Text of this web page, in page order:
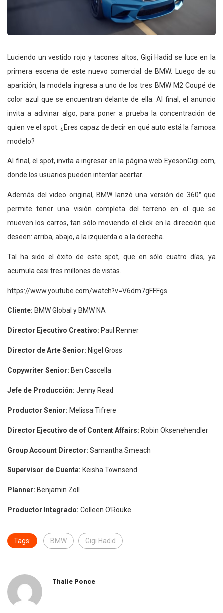
Luciendo un vestido rojo y tacones altos, Gigi Hadid se luce en la
primera escena de este nuevo comercial de BMW. Luego de su
aparición, la modela ingresa a uno de los tres BMW M2 Coupé de
color azul que se encuentran delante de ella. Al final, el anuncio
invita a adivinar algo, para poner a prueba la concentración de
quien ve el spot: ¿Eres capaz de decir en qué auto está la famosa
modelo?
Al final, el spot, invita a ingresar en la página web EyesonGigi.com,
donde los usuarios pueden intentar acertar.
Además del video original, BMW lanzó una versión de 360° que
permite tener una visión completa del terreno en el que se
mueven los carros, tan sólo moviendo el click en la dirección que
deseen: arriba, abajo, a la izquierda o a la derecha.
Tal ha sido el éxito de este spot, que en sólo cuatro días, ya
acumula casi tres millones de vistas.
https://www.youtube.com/watch?v=V6dm7gFFFgs
Cliente: BMW Global y BMW NA
Director Ejecutivo Creativo: Paul Renner
Director de Arte Senior: Nigel Gross
Copywriter Senior: Ben Cascella
Jefe de Producción: Jenny Read
Productor Senior: Melissa Tifrere
Director Ejecutivo de of Content Affairs: Robin Oksenehendler
Group Account Director: Samantha Smeach
Supervisor de Cuenta: Keisha Townsend
Planner: Benjamin Zoll
Productor Integrado: Colleen O’Rouke
Tags: BMW Gigi Hadid
Thalie Ponce